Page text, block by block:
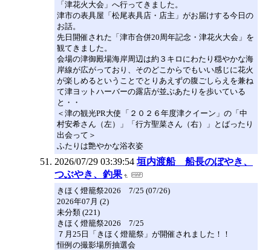
「津花火大会」へ行ってきました。
津市の表具屋「松尾表具店・店主」がお届けする今日の
お話。
先日開催された「津市合併20周年記念・津花火大会」を
観てきました。
会場の津御殿場海岸周辺は約３キロにわたり穏やかな海
岸線が広がっており、そのどこからでもいい感じに花火
が楽しめるということでとりあえずの腹ごしらえを兼ね
て津ヨットハーバーの露店が並ぶあたりを歩いている
と・・
＜津の観光PR大使「２０２６年度津クイーン」の「中
村安希さん（左）」「行方聖菜さん（右）」とばったり
出会って＞
ふたりは艶やかな浴衣姿
2026/07/29 03:39:54 垣内渡船 船長のぼやき、
つぶやき、釣果
きほく燈籠祭2026 7/25 (07/26)
2026年07月 (2)
未分類 (221)
きほく燈籠祭2026 7/25
７月25日「きほく燈籠祭」が開催されました！！
恒例の撮影場所抽選会